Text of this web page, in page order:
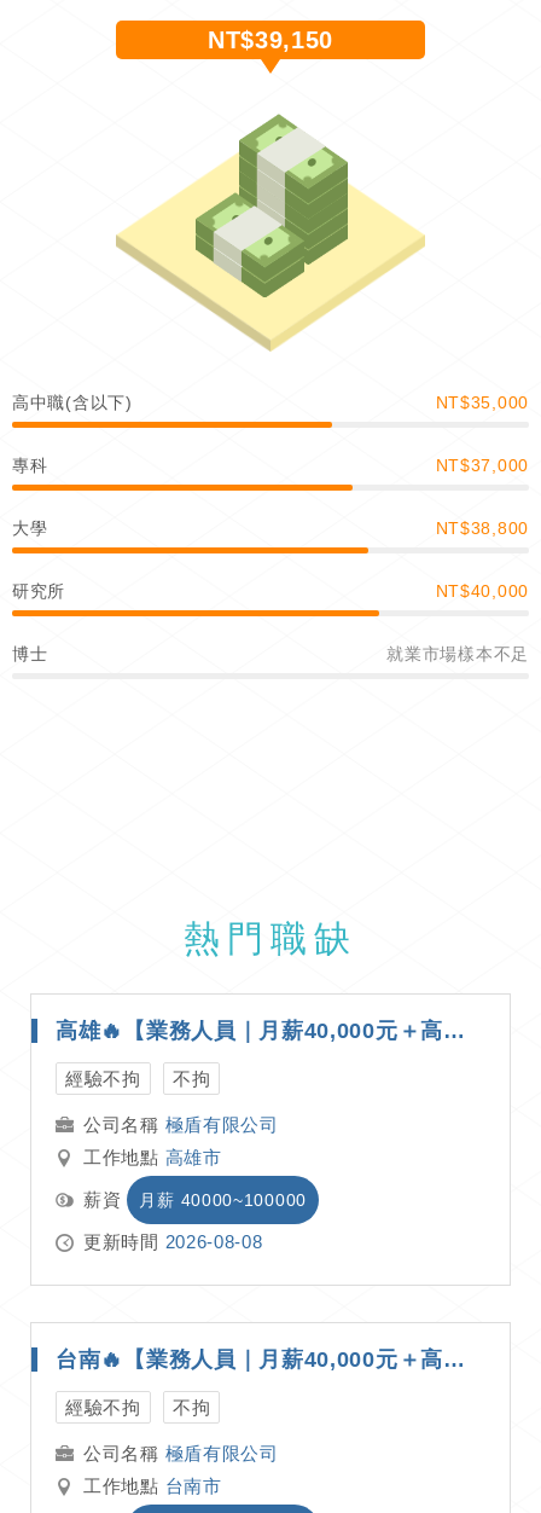
NT$39,150
高中職(含以下) NT$35,000
專科 NT$37,000
大學 NT$38,800
研究所 NT$40,000
博士 就業市場樣本不足
熱門職缺
高雄🔥【業務人員｜月薪40,000元＋高額獎金｜台南・高雄・屏東區域開發｜週休二日】🔥 ✨ 公司給資源 × 區域固定好發揮 × 想把收入往上拉的你一定要看 ✨
經驗不拘 不拘
極盾有限公司
工作地點 高雄市
薪資 月薪 40000~100000
更新時間 2026-08-08
台南🔥【業務人員｜月薪40,000元＋高額獎金｜台南・高雄・屏東區域開發｜週休二日】🔥 ✨ 公司給資源 × 區域固定好發揮 × 想把收入往上拉的你一定要看 ✨
經驗不拘 不拘
極盾有限公司
工作地點 台南市